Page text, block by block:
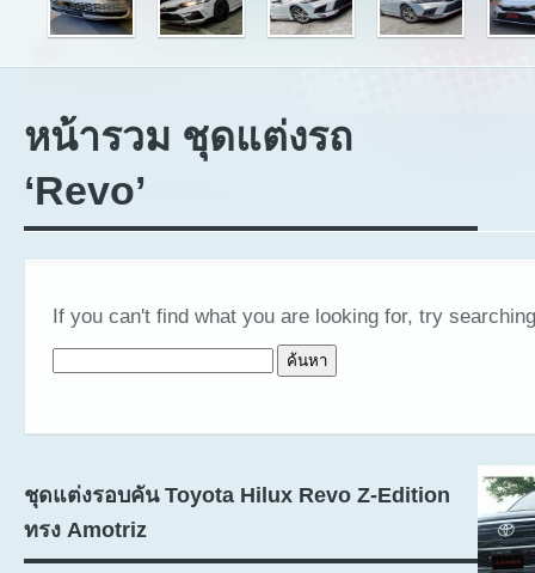
หน้ารวม ชุดแต่งรถ
‘Revo’
If you can't find what you are looking for, try
ชุดแต่งรอบคัน Toyota Hilux Revo Z-Edition
ทรง Amotriz